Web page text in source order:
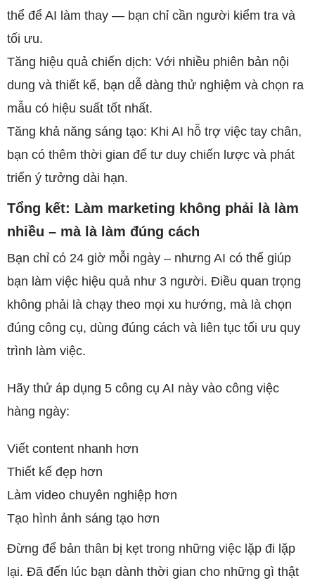
thể để AI làm thay — bạn chỉ cần người kiểm tra và
tối ưu.
Tăng hiệu quả chiến dịch: Với nhiều phiên bản nội
dung và thiết kế, bạn dễ dàng thử nghiệm và chọn ra
mẫu có hiệu suất tốt nhất.
Tăng khả năng sáng tạo: Khi AI hỗ trợ việc tay chân,
bạn có thêm thời gian để tư duy chiến lược và phát
triển ý tưởng dài hạn.
Tổng kết: Làm marketing không phải là làm
nhiều – mà là làm đúng cách
Bạn chỉ có 24 giờ mỗi ngày – nhưng AI có thể giúp
bạn làm việc hiệu quả như 3 người. Điều quan trọng
không phải là chạy theo mọi xu hướng, mà là chọn
đúng công cụ, dùng đúng cách và liên tục tối ưu quy
trình làm việc.
Hãy thử áp dụng 5 công cụ AI này vào công việc
hàng ngày:
Viết content nhanh hơn
Thiết kế đẹp hơn
Làm video chuyên nghiệp hơn
Tạo hình ảnh sáng tạo hơn
Đừng để bản thân bị kẹt trong những việc lặp đi lặp
lại. Đã đến lúc bạn dành thời gian cho những gì thật